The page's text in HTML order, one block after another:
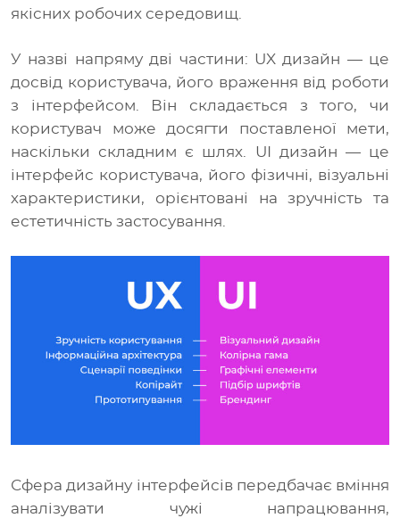
якісних робочих середовищ.
У назві напряму дві частини: UX дизайн — це
досвід користувача, його враження від роботи
з інтерфейсом. Він складається з того, чи
користувач може досягти поставленої мети,
наскільки складним є шлях. UI дизайн — це
інтерфейс користувача, його фізичні, візуальні
характеристики, орієнтовані на зручність та
естетичність застосування.
Сфера дизайну інтерфейсів передбачає вміння
аналізувати чужі напрацювання,